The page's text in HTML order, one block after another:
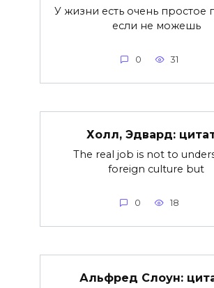
У жизни есть очень простое
если не можешь
0 31
Холл, Эдвард:
The real job is not to
foreign culture but
0 18
Альфред Слоун: